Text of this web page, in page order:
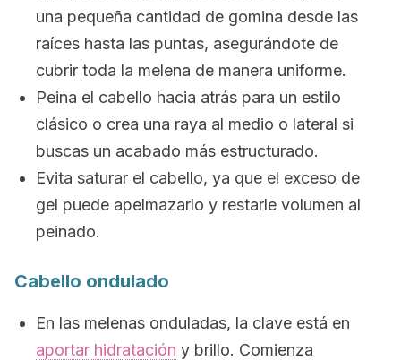
una pequeña cantidad de gomina desde las
raíces hasta las puntas, asegurándote de
cubrir toda la melena de manera uniforme.
Peina el cabello hacia atrás para un estilo
clásico o crea una raya al medio o lateral si
buscas un acabado más estructurado.
Evita saturar el cabello, ya que el exceso de
gel puede apelmazarlo y restarle volumen al
peinado.
Cabello ondulado
En las melenas onduladas, la clave está en
aportar hidratación y brillo. Comienza